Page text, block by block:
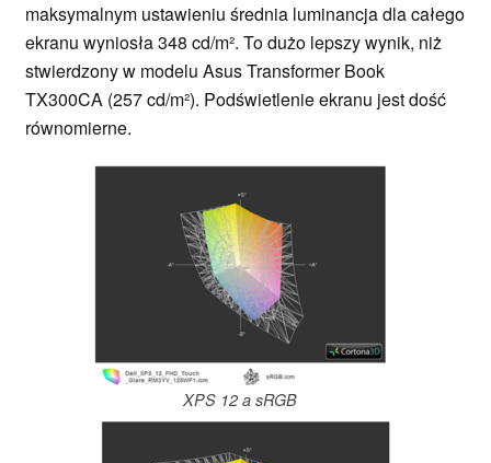
maksymalnym ustawieniu średnia luminancja dla całego
ekranu wyniosła 348 cd/m². To dużo lepszy wynik, niż
stwierdzony w modelu Asus Transformer Book
TX300CA (257 cd/m²). Podświetlenie ekranu jest dość
równomierne.
XPS 12 a sRGB